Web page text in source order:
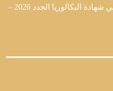
الأبواب المفتوحة الافتراضية لحاملي شهادة البكالوريا الجدد 2026 –